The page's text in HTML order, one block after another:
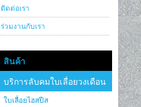
ติดต่อเรา
ร่วมงานกับเรา
สินค้า
บริการลับคมใบเลื่อยวงเดือน
ใบเลื่อยไฮสปีส